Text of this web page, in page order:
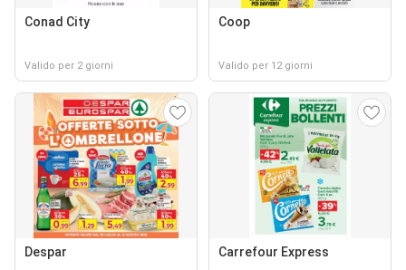
Conad City
Valido per 2 giorni
Coop
Valido per 12 giorni
Despar Carrefour Express